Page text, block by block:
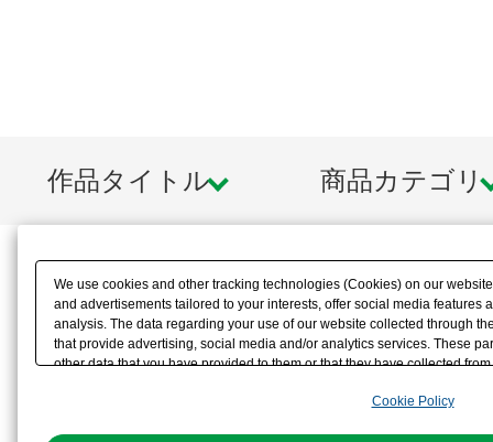
用意しましたのでお好みのスタイル
ます。※大小の両方を個別で組み立
ロスレーザーファングは１セットの
■本製品のメインギミックの一つと
はスライド機構を採用し、ネックメ
するようにフレキシブルに可動させ
作品タイトル 商品カテゴリ
We use cookies and other tracking technologies (Cookies) on our
and advertisements tailored to your interests, offer social media features
analysis. The data regarding your use of our website collected through
that provide advertising, social media and/or analytics services. These
other data that you have provided to them or that they have collected
the use of all Cookies except for Strictly Necessary Cookies, please
Cookie Policy